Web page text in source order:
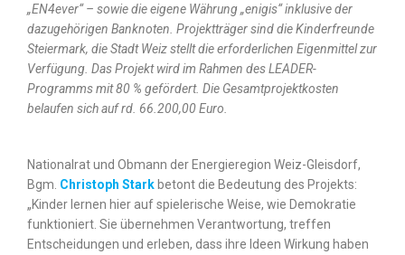
„EN4ever“ – sowie die eigene Währung „enigis“ inklusive der
dazugehörigen Banknoten. Projektträger sind die Kinderfreunde
Steiermark, die Stadt Weiz stellt die erforderlichen Eigenmittel zur
Verfügung. Das Projekt wird im Rahmen des LEADER-
Programms mit 80 % gefördert. Die Gesamtprojektkosten
belaufen sich auf rd. 66.200,00 Euro.
Nationalrat und Obmann der Energieregion Weiz-Gleisdorf,
Bgm. Christoph Stark betont die Bedeutung des Projekts:
„Kinder lernen hier auf spielerische Weise, wie Demokratie
funktioniert. Sie übernehmen Verantwortung, treffen
Entscheidungen und erleben, dass ihre Ideen Wirkung haben